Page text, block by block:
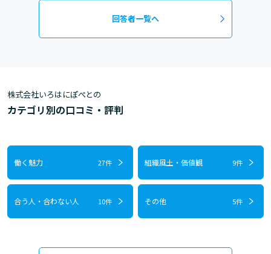
回答者一覧へ
株式会社いろはにぽぺとの
カテゴリ別の口コミ・評判
働く魅力 27件 組織風土・価値観 9件
合う人・合わない人 10件 その他 5件